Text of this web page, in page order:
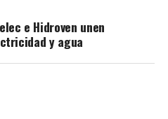
e Hidroven unen
y agua